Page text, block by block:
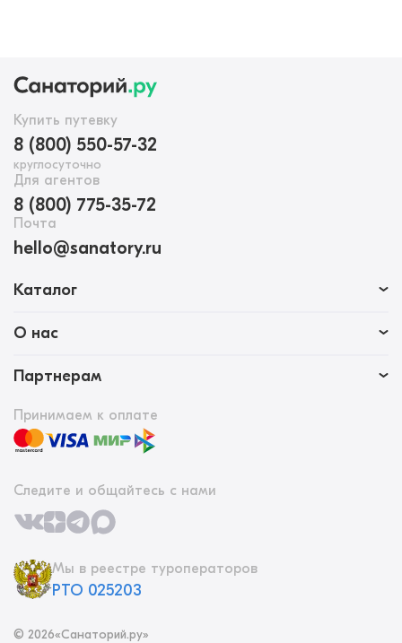
Купить путевку
8 (800) 550-57-32
круглосуточно
Для агентов
8 (800) 775-35-72
Почта
hello@sanatory.ru
Каталог
О нас
Партнерам
Принимаем к оплате
Следите и общайтесь с нами
Мы в реестре туроператоров
РТО 025203
© 2026«Санаторий.ру»